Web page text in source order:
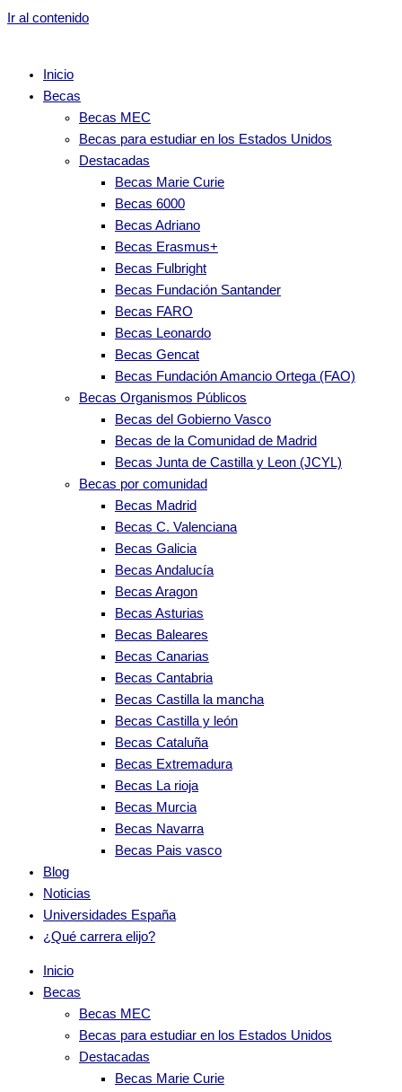
Ir al contenido
Inicio
Becas
Becas MEC
Becas para estudiar en los Estados Unidos
Destacadas
Becas Marie Curie
Becas 6000
Becas Adriano
Becas Erasmus+
Becas Fulbright
Becas Fundación Santander
Becas FARO
Becas Leonardo
Becas Gencat
Becas Fundación Amancio Ortega (FAO)
Becas Organismos Públicos
Becas del Gobierno Vasco
Becas de la Comunidad de Madrid
Becas Junta de Castilla y Leon (JCYL)
Becas por comunidad
Becas Madrid
Becas C. Valenciana
Becas Galicia
Becas Andalucía
Becas Aragon
Becas Asturias
Becas Baleares
Becas Canarias
Becas Cantabria
Becas Castilla la mancha
Becas Castilla y león
Becas Cataluña
Becas Extremadura
Becas La rioja
Becas Murcia
Becas Navarra
Becas Pais vasco
Blog
Noticias
Universidades España
¿Qué carrera elijo?
Inicio
Becas
Becas MEC
Becas para estudiar en los Estados Unidos
Destacadas
Becas Marie Curie